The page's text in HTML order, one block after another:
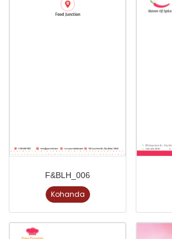
F&BLH_006
Kohanda